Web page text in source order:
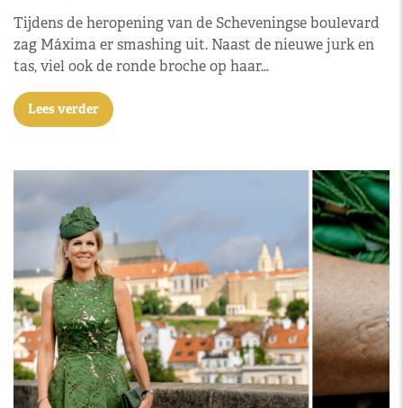
Tijdens de heropening van de Scheveningse boulevard
zag Máxima er smashing uit. Naast de nieuwe jurk en
tas, viel ook de ronde broche op haar…
Lees verder